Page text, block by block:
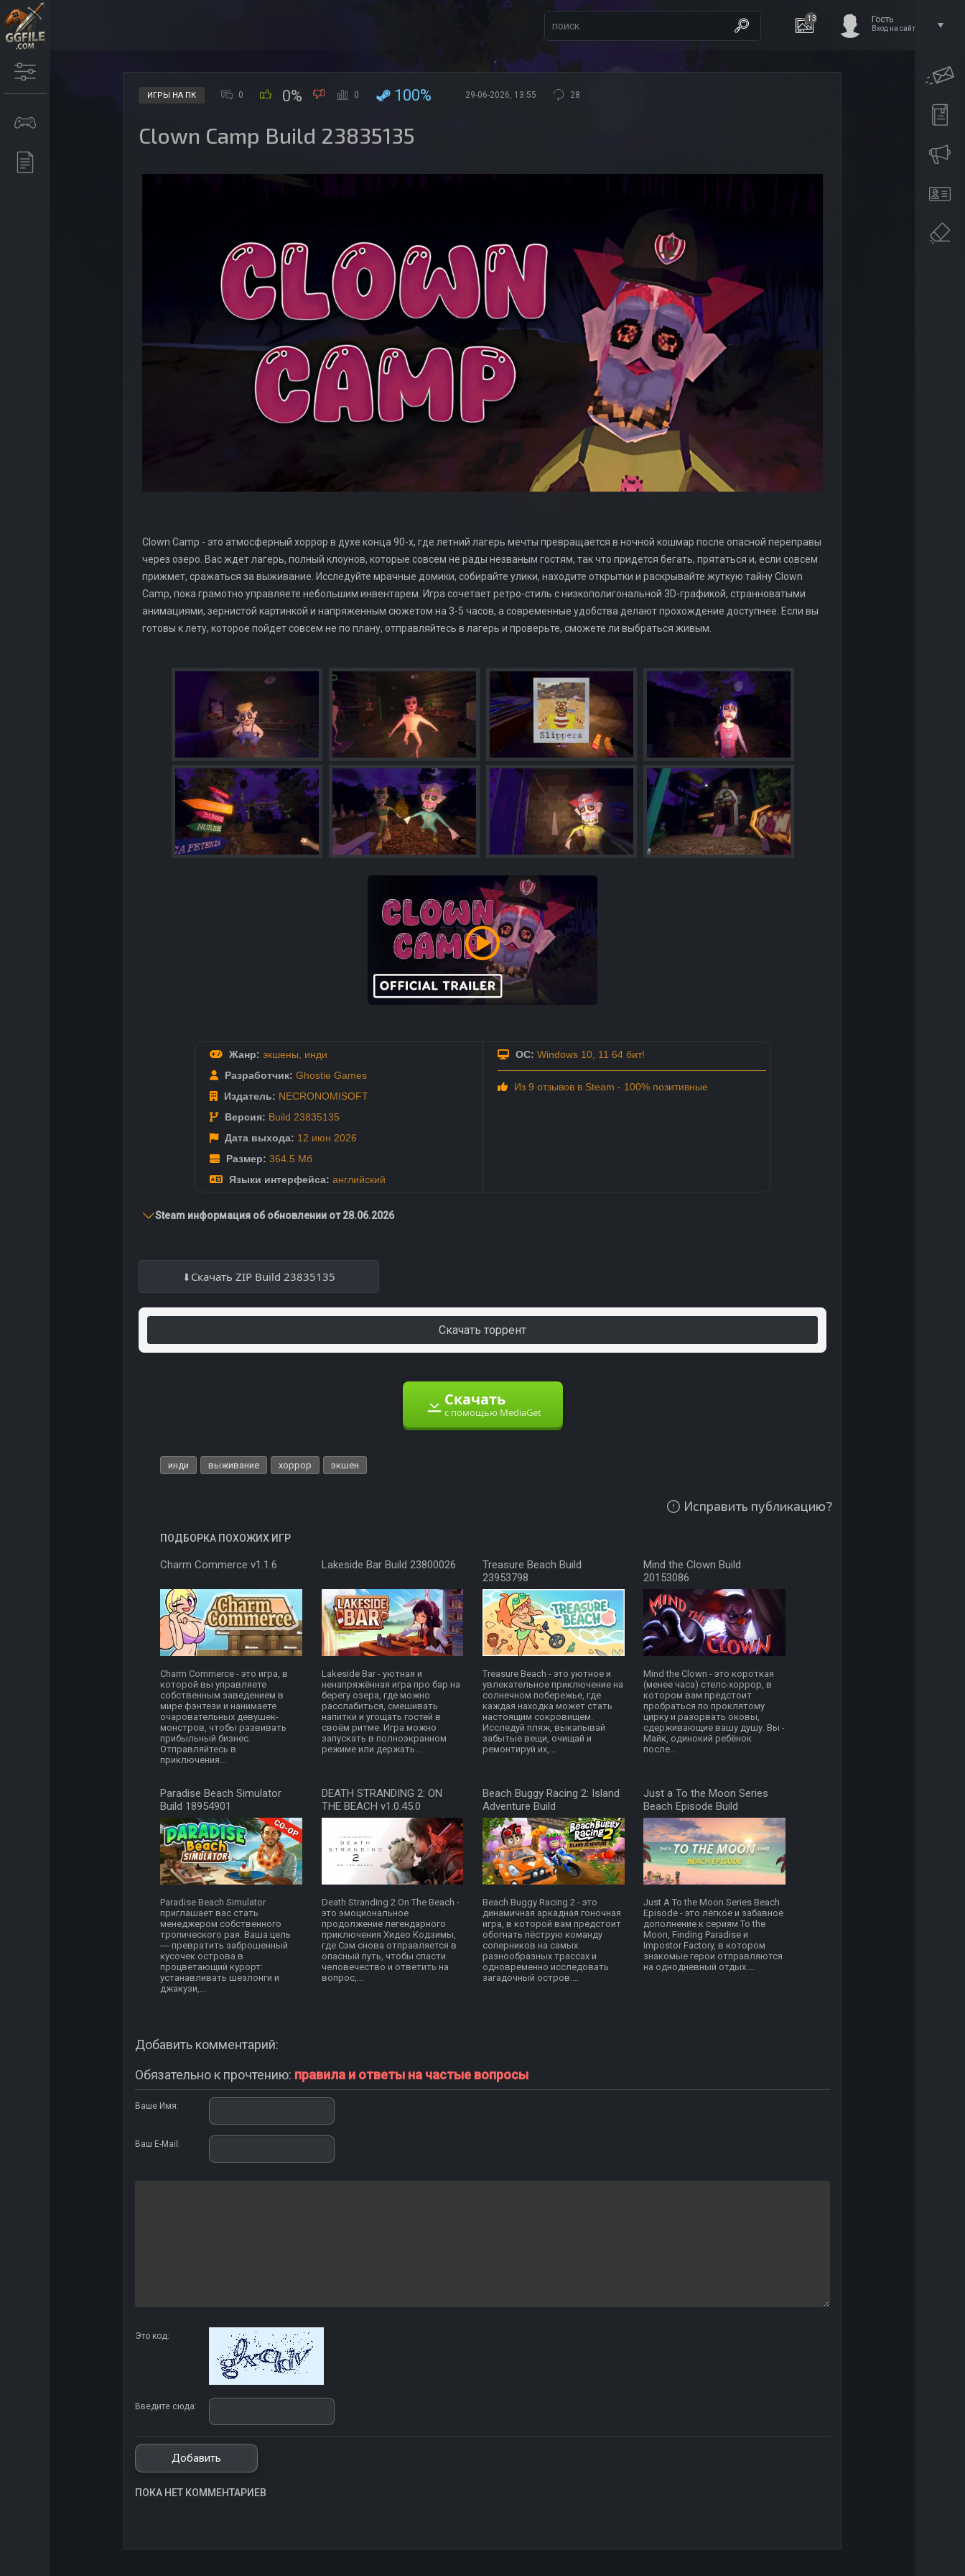
13 Гость
Вход на сайт
ИГРЫ НА ПК 0 0% 0 100% 29-06-2026, 13:55 28
Clown Camp Build 23835135
Clown Camp - это атмосферный хоррор в духе конца 90-х, где летний лагерь мечты превращается в ночной кошмар после опасной переправы
через озеро. Вас ждет лагерь, полный клоунов, которые совсем не рады незваным гостям, так что придется бегать, прятаться и, если совсем
прижмет, сражаться за выживание. Исследуйте мрачные домики, собирайте улики, находите открытки и раскрывайте жуткую тайну Clown
Camp, пока грамотно управляете небольшим инвентарем. Игра сочетает ретро-стиль с низкополигональной 3D-графикой, странноватыми
анимациями, зернистой картинкой и напряженным сюжетом на 3-5 часов, а современные удобства делают прохождение доступнее. Если вы
готовы к лету, которое пойдет совсем не по плану, отправляйтесь в лагерь и проверьте, сможете ли выбраться живым.
Жанр: экшены, инди
Разработчик: Ghostie Games
Издатель: NECRONOMISOFT
Версия: Build 23835135
Дата выхода: 12 июн 2026
Размер: 364.5 Мб
Языки интерфейса: английский
ОС: Windows 10, 11 64 бит!
Из 9 отзывов в Steam - 100% позитивные
Steam информация об обновлении от 28.06.2026
Скачать ZIP Build 23835135
Скачать торрент
Скачать
с помощью MediaGet
инди выживание хоррор экшен
Исправить публикацию?
ПОДБОРКА ПОХОЖИХ ИГР
Charm Commerce v1.1.6
Charm Commerce - это игра, в
которой вы управляете
собственным заведением в
мире фэнтези и нанимаете
очаровательных девушек-
монстров, чтобы развивать
прибыльный бизнес.
Отправляйтесь в
приключения...
Lakeside Bar Build 23800026
Lakeside Bar - уютная и
ненапряжённая игра про бар на
берегу озера, где можно
расслабиться, смешивать
напитки и угощать гостей в
своём ритме. Игра можно
запускать в полноэкранном
режиме или держать...
Treasure Beach Build
23953798
Treasure Beach - это уютное и
увлекательное приключение на
солнечном побережье, где
каждая находка может стать
настоящим сокровищем.
Исследуй пляж, выкапывай
забытые вещи, очищай и
ремонтируй их,...
Mind the Clown Build
20153086
Mind the Clown - это короткая
(менее часа) стелс-хоррор, в
котором вам предстоит
пробраться по проклятому
цирку и разорвать оковы,
сдерживающие вашу душу. Вы -
Майк, одинокий ребёнок
после...
Paradise Beach Simulator
Build 18954901
Paradise Beach Simulator
приглашает вас стать
менеджером собственного
тропического рая. Ваша цель
― превратить заброшенный
кусочек острова в
процветающий курорт:
устанавливать шезлонги и
джакузи,...
DEATH STRANDING 2: ON
THE BEACH v1.0.45.0
Dеath Stranding 2 On The Beach -
это эмоциональное
продолжение легендарного
приключения Хидео Кодзимы,
где Сэм снова отправляется в
опасный путь, чтобы спасти
человечество и ответить на
вопрос,...
Beach Buggy Racing 2: Island
Adventure Build
Beach Buggy Racing 2 - это
динамичная аркадная гоночная
игра, в которой вам предстоит
обогнать пёструю команду
соперников на самых
разнообразных трассах и
одновременно исследовать
загадочный остров....
Just a To the Moon Series
Beach Episode Build
Just A To the Moon Series Beach
Episode - это лёгкое и забавное
дополнение к сериям To the
Moon, Finding Paradise и
Impostor Factory, в котором
знакомые герои отправляются
на однодневный отдых....
Добавить комментарий:
Обязательно к прочтению: правила и ответы на частые вопросы
Ваше Имя:
Ваш E-Mail:
Это код:
Введите сюда:
ПОКА НЕТ КОММЕНТАРИЕВ